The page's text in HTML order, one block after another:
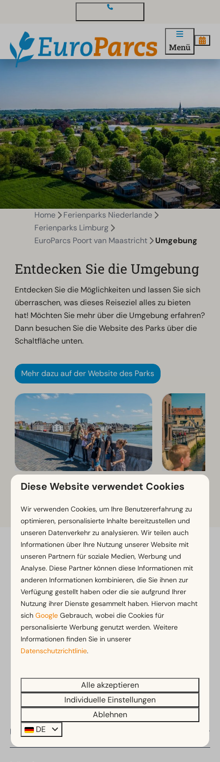
Menü
Home
Ferienparks Niederlande
Ferienparks Limburg
EuroParcs Poort van Maastricht
Umgebung
Entdecken Sie die Umgebung
Entdecken Sie die Möglichkeiten und lassen Sie sich
überraschen, was dieses Reiseziel alles zu bieten
hat! Möchten Sie mehr über die Umgebung erfahren?
Dann besuchen Sie die Website des Parks über die
Schaltfläche unten.
Mehr dazu auf der Website des Parks
Maastricht Valkenburg
Flexibel buchen mit Flexibilitätsgarantie*
Kostenlose Stornierung innerhalb von 14 Tagen
nach der Buchung*
Zahlung in Raten oder später möglich*
*Unsere Buchungsbedingungen anzeigen
Über EuroParcs
Diese Website verwendet Cookies
Wir verwenden Cookies, um Ihre Benutzererfahrung zu
optimieren, personalisierte Inhalte bereitzustellen und
unseren Datenverkehr zu analysieren. Wir teilen auch
Informationen über Ihre Nutzung unserer Website mit
unseren Partnern für soziale Medien, Werbung und
Analyse. Diese Partner können diese Informationen mit
anderen Informationen kombinieren, die Sie ihnen zur
Verfügung gestellt haben oder die sie aufgrund Ihrer
Nutzung ihrer Dienste gesammelt haben. Hiervon macht
sichGoogle Gebrauch, wobei die Cookies für
personalisierte Werbung genutzt werden. Weitere
Informationen finden Sie in unserer
Datenschutzrichtlinie.
Alle akzeptieren
Individuelle Einstellungen
Ablehnen
DE